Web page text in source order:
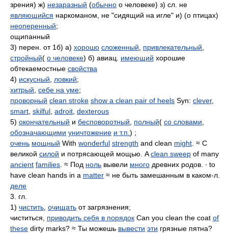
зрения) ж) незаразный (обычно о человеке) з) сл. не
являющийся наркоманом, не "сидящий на игле" и) (о птицах)
неоперенный;
ощипанный
3) перен. от 1б) а) хорошо сложенный привлекательный
стройный( о человеке) б) авиац. имеющий хорошие
обтекаемостные свойства
4) искусный ловкий;
хитрый себе на уме;
проворный clean stroke show a clean pair of heels Syn: clever,
smart skilful adroit dexterous
5) окончательный и бесповоротный полный( со словами
обозначающими уничтожение и т.п. ) ;
очень мощный With wonderful strength and clean might . ≈ С
великой силой и потрясающей мощью. Aclean sweep of many
ancient families . ≈ Под ноль вывели много древних родов. ∙ to
have clean hands in a matter ≈ не быть замешанным в каком-л.
деле
3. гл.
1) чистить очищать от загрязнения;
чиститься, приводить себя в порядок Can you clean the coat of
these dirty marks? ≈ Ты можешь вывести эти грязные пятна?